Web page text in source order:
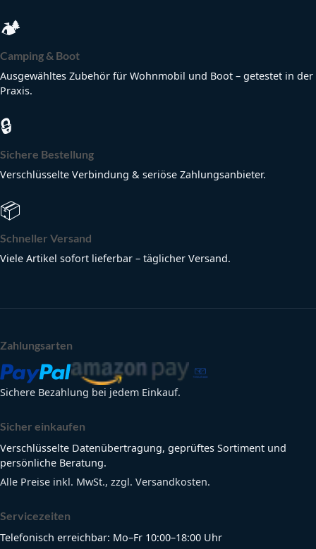
🏕
Camping & Boot
Ausgewähltes Zubehör für Wohnmobil und Boot – getestet in der
Praxis.
🔒
Sichere Bestellung
Verschlüsselte Verbindung & seriöse Zahlungsanbieter.
📦
Schneller Versand
Viele Artikel sofort lieferbar – täglicher Versand.
Zahlungsarten
Sichere Bezahlung bei jedem Einkauf.
Sicher einkaufen
Verschlüsselte Datenübertragung, geprüftes Sortiment und
persönliche Beratung.
Alle Preise inkl. MwSt., zzgl. Versandkosten.
Servicezeiten
Telefonisch erreichbar: Mo–Fr 10:00–18:00 Uhr